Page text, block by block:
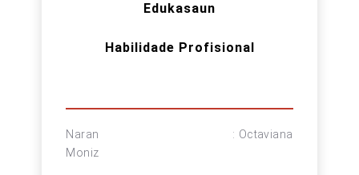
Edukasaun
Habilidade Profisional
Naran : Octaviana
Moniz